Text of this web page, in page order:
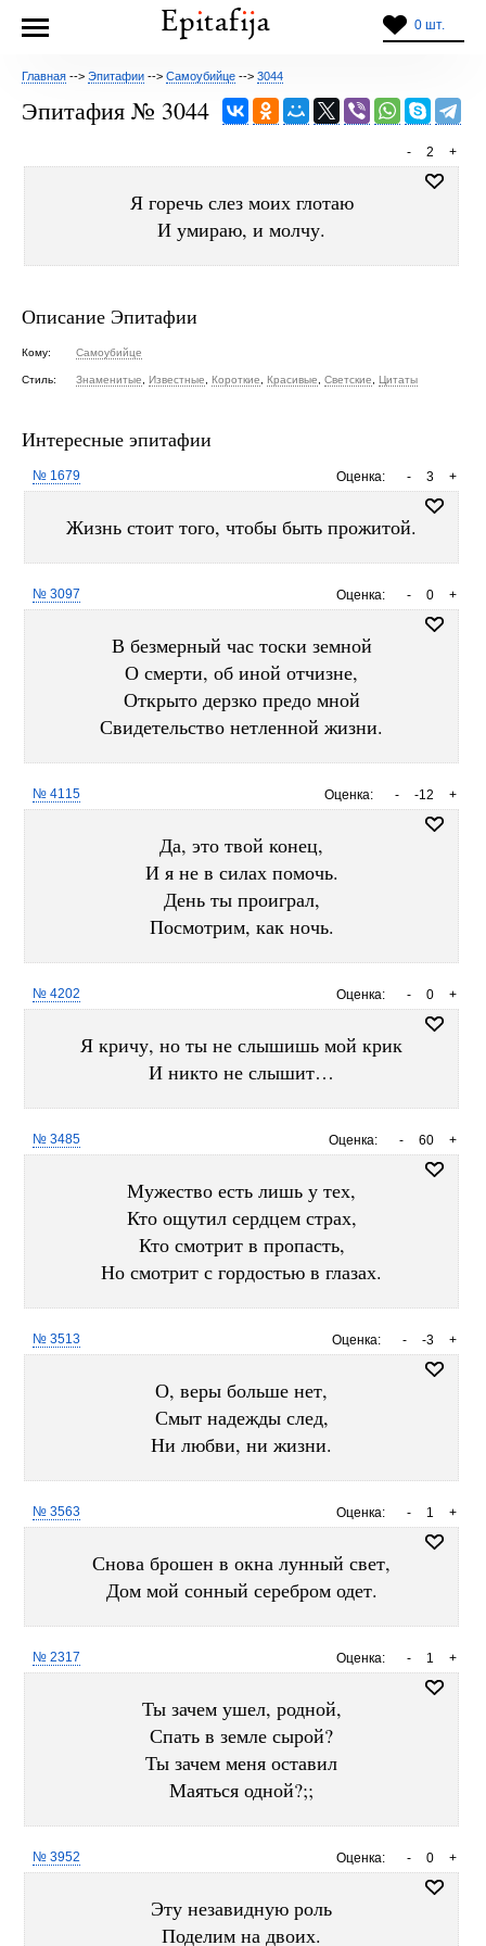
0 шт.
Главная --> Эпитафии --> Самоубийце --> 3044
Эпитафия № 3044
+
2
-
Я горечь слез моих глотаю
И умираю, и молчу.
Описание Эпитафии
Кому: Самоубийце
Стиль: Знаменитые Известные Короткие Красивые Светские Цитаты
Интересные эпитафии
Оценка: +
3
-
№ 1679
Жизнь стоит того, чтобы быть прожитой.
Оценка: +
0
-
№ 3097
В безмерный час тоски земной
О смерти, об иной отчизне,
Открыто дерзко предо мной
Свидетельство нетленной жизни.
Оценка: +
-12
-
№ 4115
Да, это твой конец,
И я не в силах помочь.
День ты проиграл,
Посмотрим, как ночь.
Оценка: +
0
-
№ 4202
Я кричу, но ты не слышишь мой крик
И никто не слышит…
Оценка: +
60
-
№ 3485
Мужество есть лишь у тех,
Кто ощутил сердцем страх,
Кто смотрит в пропасть,
Но смотрит с гордостью в глазах.
Оценка: +
-3
-
№ 3513
О, веры больше нет,
Смыт надежды след,
Ни любви, ни жизни.
Оценка: +
1
-
№ 3563
Снова брошен в окна лунный свет,
Дом мой сонный серебром одет.
Оценка: +
1
-
№ 2317
Ты зачем ушел, родной,
Спать в земле сырой?
Ты зачем меня оставил
Маяться одной?;;
Оценка: +
0
-
№ 3952
Эту незавидную роль
Поделим на двоих.